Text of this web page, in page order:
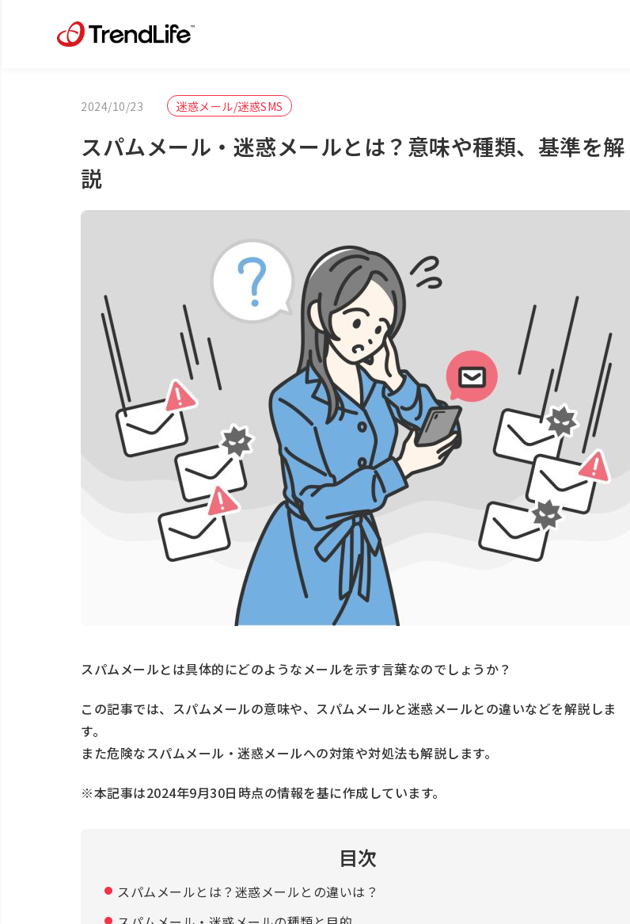
2024/10/23 迷惑メール/迷惑SMS
スパムメール・迷惑メールとは？意味や種類、基準を解
説
スパムメールとは具体的にどのようなメールを示す言葉なのでしょうか？
この記事では、スパムメールの意味や、スパムメールと迷惑メールとの違いなどを解説しま
す。
また危険なスパムメール・迷惑メールへの対策や対処法も解説します。
※本記事は2024年9月30日時点の情報を基に作成しています。
目次
スパムメールとは？迷惑メールとの違いは？